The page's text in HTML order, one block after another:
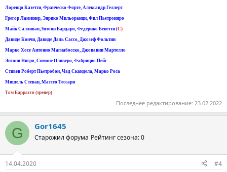
Лоренцо Казетти, Франческо Форте, Александр Геллерт
Грегор Ланзинер, Энрико Мильоранци, Фил Пьетрониро
Майк Салливан,Энтони Бардаро, Федерико Бенетти (C)
Давиде Кончи, Давиде Даль Сассо, Джозеф Фольтин
Марко Хосе Антонио Магнабосско, Джованни Мартелло
Энтони Нигро, Симоне Оливеро, Фабрицио Пейс
Стивен Роберт Пьетробон, Чад Скандела, Марко Роса
Мишель Стеван, Маттео Тессари
Том Баррассо (тренер)
Последнее редактирование: 23.02.2022
G Gor1645
Старожил форума Рейтинг сезона: 0
14.04.2020 #4